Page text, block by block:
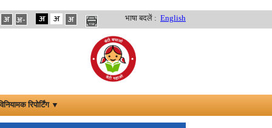
भाषा बदलें : English
रिपोर्टिंग ▼